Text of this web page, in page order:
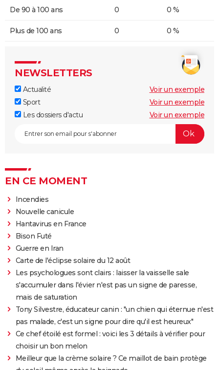
De 90 à 100 ans 0 0 %
Plus de 100 ans 0 0 %
NEWSLETTERS
Actualité
Voir un exemple
Sport
Voir un exemple
Les dossiers d'actu
Voir un exemple
EN CE MOMENT
Incendies
Nouvelle canicule
Hantavirus en France
Bison Futé
Guerre en Iran
Carte de l'éclipse solaire du 12 août
Les psychologues sont clairs : laisser la vaisselle sale
s'accumuler dans l'évier n'est pas un signe de paresse,
mais de saturation
Tony Silvestre, éducateur canin : "un chien qui éternue n'est
pas malade, c'est un signe pour dire qu'il est heureux"
Ce chef étoilé est formel : voici les 3 détails à vérifier pour
choisir un bon melon
Meilleur que la crème solaire ? Ce maillot de bain protège